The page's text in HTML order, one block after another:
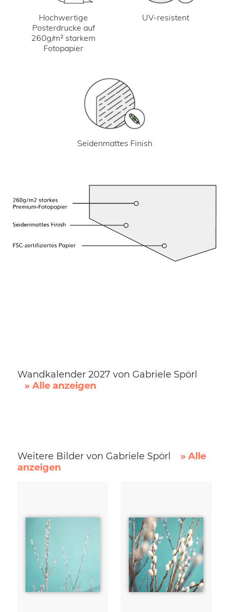
Hochwertige
Posterdrucke auf
260g/m² starkem
Fotopapier
UV-resistent
Seidenmattes Finish
Wandkalender 2027 von Gabriele Spörl
» Alle anzeigen
Weitere Bilder von Gabriele Spörl
» Alle
anzeigen